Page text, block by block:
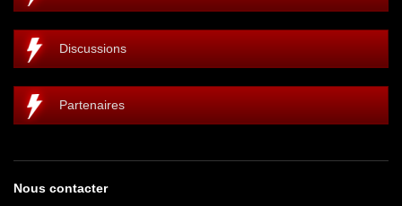
Discussions
Partenaires
Nous contacter